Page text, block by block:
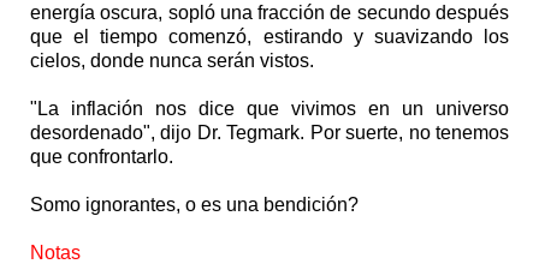
energía oscura, sopló una fracción de secundo después
que el tiempo comenzó, estirando y suavizando los
cielos, donde nunca serán vistos.
"La inflación nos dice que vivimos en un universo
desordenado", dijo Dr. Tegmark. Por suerte, no tenemos
que confrontarlo.
Somo ignorantes, o es una bendición?
Notas